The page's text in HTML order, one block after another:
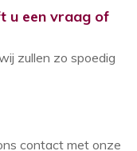
u een vraag of
zullen zo spoedig
contact met onze